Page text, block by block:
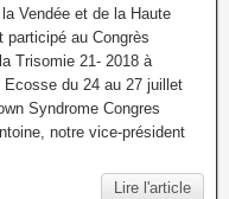
Vendée et de la Haute
participé au Congrès
Trisomie 21- 2018 à
Ecosse du 24 au 27 juillet
Syndrome Congres
notre vice-président
Lire l'article